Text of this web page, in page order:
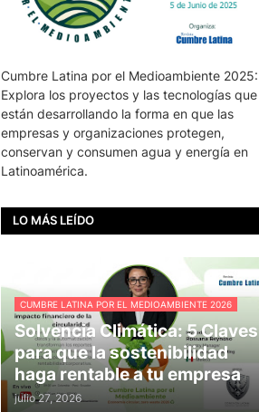
Cumbre Latina por el Medioambiente 2025:
Explora los proyectos y las tecnologías que
están desarrollando la forma en que las
empresas y organizaciones protegen,
conservan y consumen agua y energía en
Latinoamérica.
LO MÁS LEÍDO
CUMBRE LATINA POR EL MEDIOAMBIENTE 2026
Solvencia Climática: 5 Claves
para que la sostenibilidad
haga rentable a tu empresa
julio 27, 2026